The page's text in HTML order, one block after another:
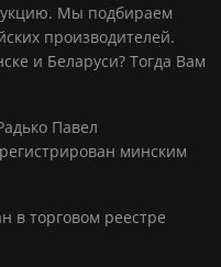
Мы подбираем
производителей.
и Беларуси? Тогда Вам
Павел
минским
в торговом реестре